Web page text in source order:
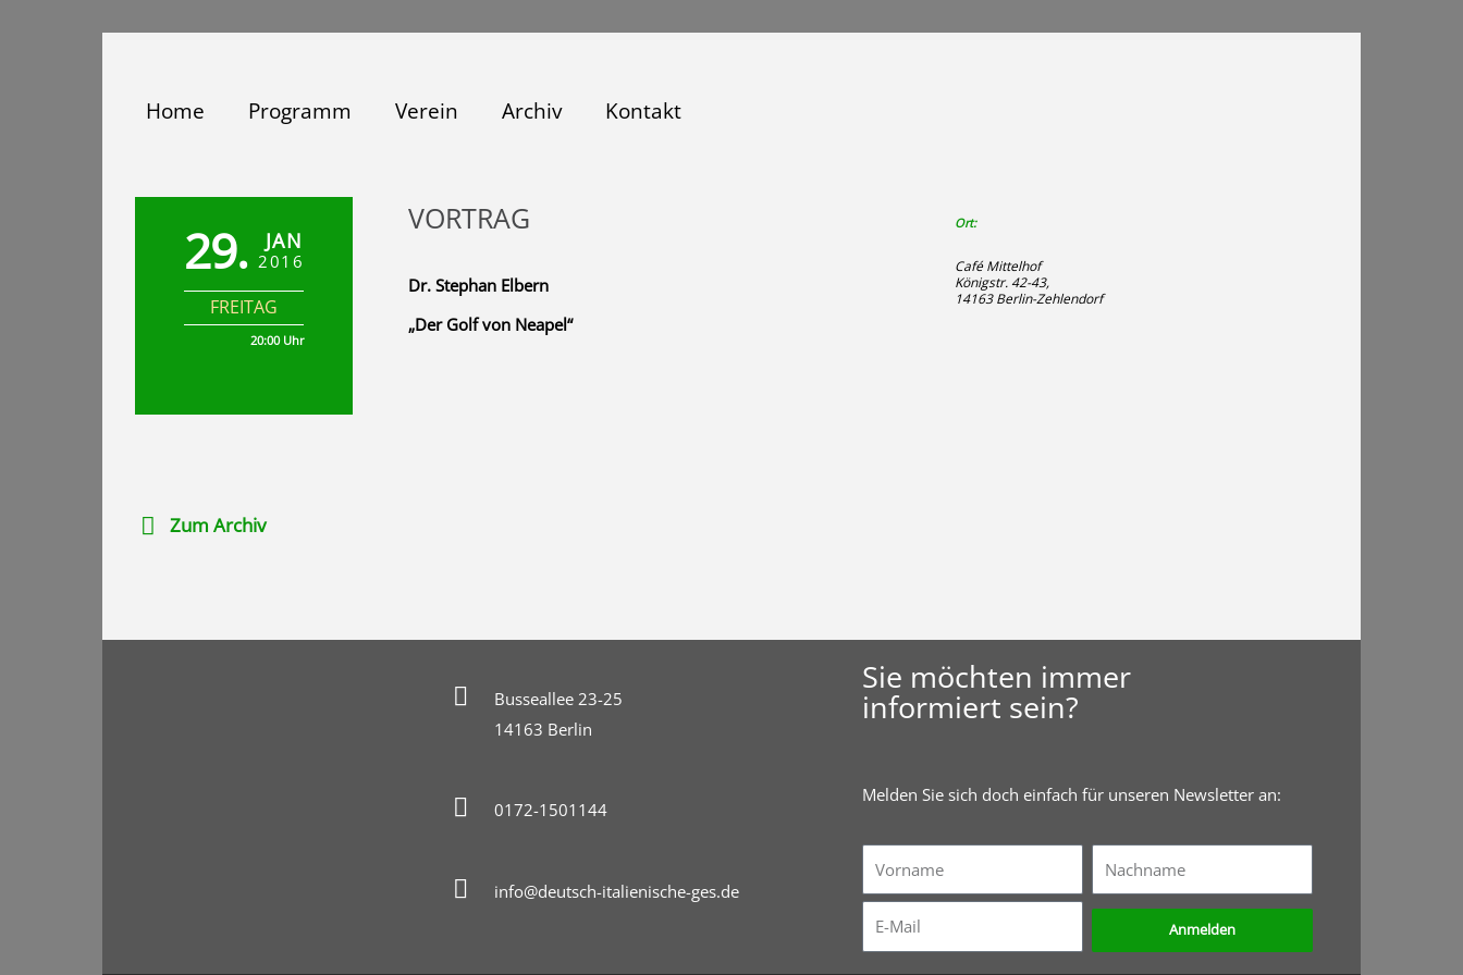
Home Programm Verein Archiv Kontakt
29. JAN
2016
FREITAG
20:00 Uhr
VORTRAG
Dr. Stephan Elbern
„Der Golf von Neapel“
Ort:
Café Mittelhof
Königstr. 42-43,
14163 Berlin-Zehlendorf
Zum Archiv
Busseallee 23-25
14163 Berlin
0172-1501144
info@deutsch-italienische-ges.de
Sie möchten immer
informiert sein?
Melden Sie sich doch einfach für unseren Newsletter an:
Nachname
Mail
Anmelden